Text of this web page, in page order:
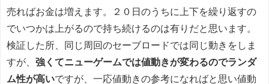
売ればお金は増えます。２０日のうちに上下を繰り返すの
でいつかは上がるので持ち続けるのは有りだと思います。
検証した所、同じ周回のセーブロードでは同じ動きをしま
すが、 強くてニューゲームでは値動きが変わるのでランダ
ム性が高いですが、一応値動きの参考になればと思い値動